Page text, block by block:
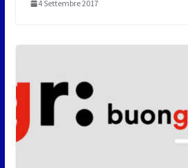
4 Settembre 2017